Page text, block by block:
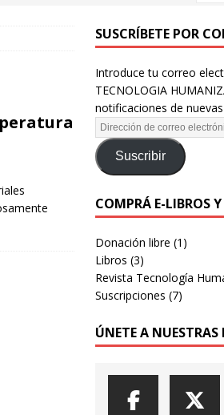
3 -
SUSCRÍBETE POR
Introduce tu correo
TECNOLOGIA
notificaciones de
Suscribir
COMPRÁ E-LIBROS
Donación libre (1)
Libros (3)
Revista Tecnología
Suscripciones (7)
ÚNETE A NUESTRAS